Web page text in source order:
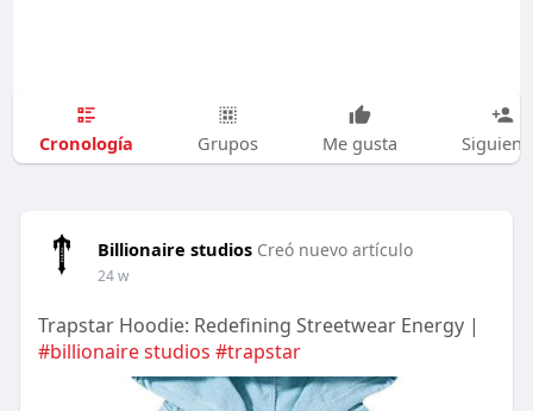
Cronología Grupos Me gusta
Billionaire studios Creó nuevo artículo
24 w
Trapstar Hoodie: Redefining Streetwear Energy |
#billionaire studios #trapstar